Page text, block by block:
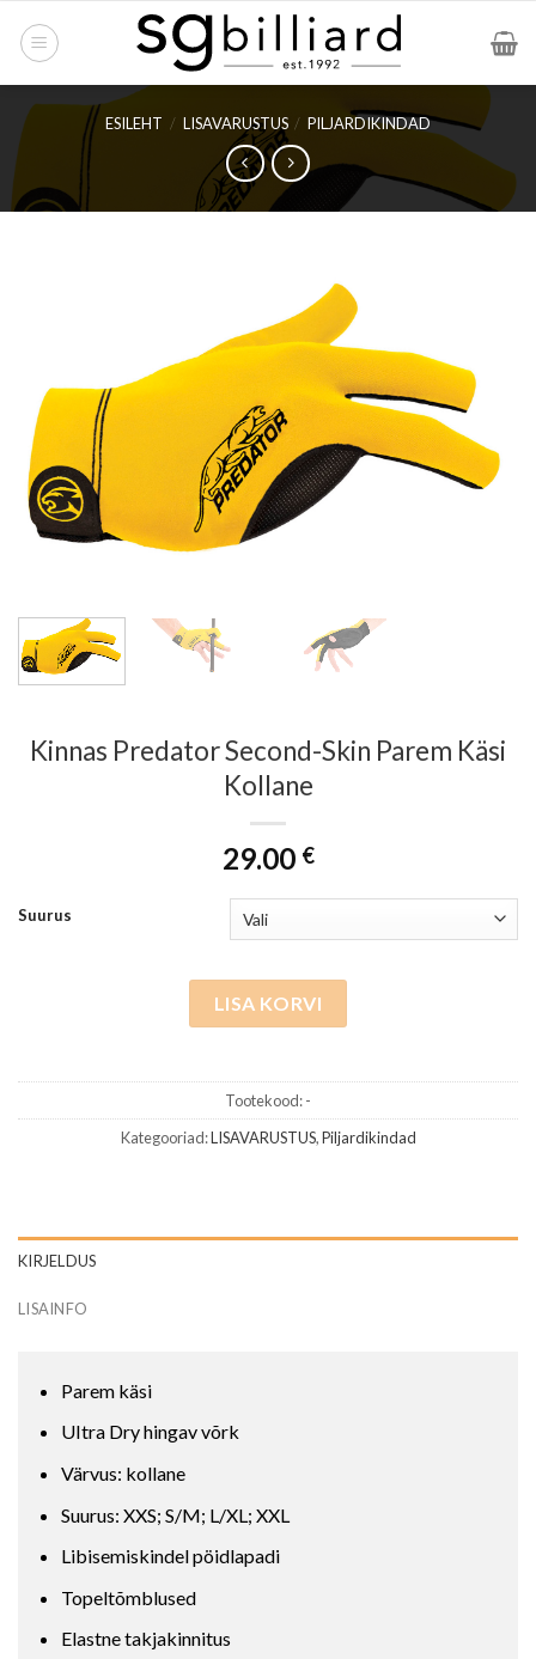
ESILEHT / LISAVARUSTUS / PILJARDIKINDAD
Kinnas Predator Second-Skin Parem Käsi
Kollane
29.00 €
Suurus
LISA KORVI
Tootekood:-
Kategooriad:LISAVARUSTUS,Piljardikindad
KIRJELDUS
LISAINFO
Parem käsi
UItra Dry hingav võrk
Värvus: kollane
Suurus: XXS; S/M; L/XL; XXL
Libisemiskindel pöidlapadi
Topeltõmblused
Elastne takjakinnitus